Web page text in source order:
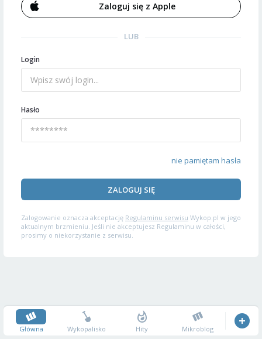
Zaloguj się z Apple
LUB
Login
Hasło
nie pamiętam hasła
ZALOGUJ SIĘ
Zalogowanie oznacza akceptację Regulaminu serwisu Wykop.pl w jego
aktualnym brzmieniu. Jeśli nie akceptujesz Regulaminu w całości,
prosimy o niekorzystanie z serwisu.
Główna Wykopalisko Hity Mikroblog